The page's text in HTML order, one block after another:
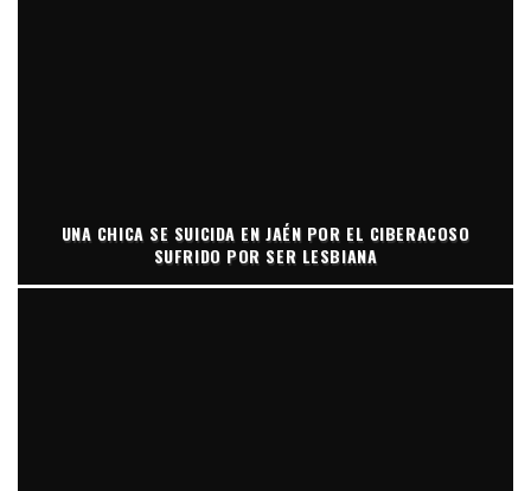
UNA CHICA SE SUICIDA EN JAÉN POR EL CIBERACOSO
SUFRIDO POR SER LESBIANA